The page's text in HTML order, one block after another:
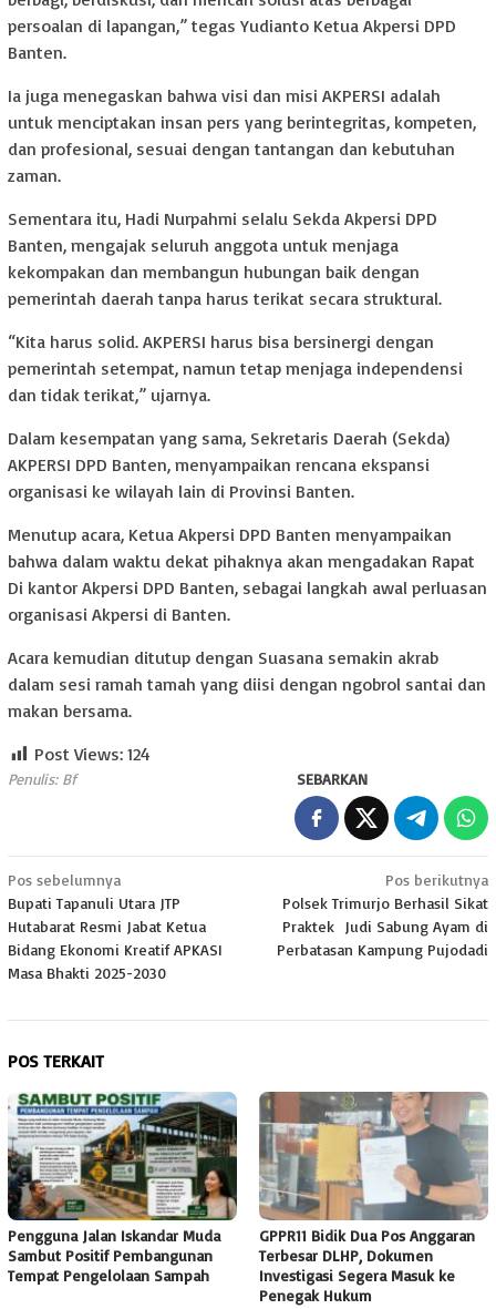
persoalan di lapangan,” tegas Yudianto Ketua Akpersi DPD
Banten.
Ia juga menegaskan bahwa visi dan misi AKPERSI adalah
untuk menciptakan insan pers yang berintegritas, kompeten,
dan profesional, sesuai dengan tantangan dan kebutuhan
zaman.
Sementara itu, Hadi Nurpahmi selalu Sekda Akpersi DPD
Banten, mengajak seluruh anggota untuk menjaga
kekompakan dan membangun hubungan baik dengan
pemerintah daerah tanpa harus terikat secara struktural.
“Kita harus solid. AKPERSI harus bisa bersinergi dengan
pemerintah setempat, namun tetap menjaga independensi
dan tidak terikat,” ujarnya.
Dalam kesempatan yang sama, Sekretaris Daerah (Sekda)
AKPERSI DPD Banten, menyampaikan rencana ekspansi
organisasi ke wilayah lain di Provinsi Banten.
Menutup acara, Ketua Akpersi DPD Banten menyampaikan
bahwa dalam waktu dekat pihaknya akan mengadakan Rapat
Di kantor Akpersi DPD Banten, sebagai langkah awal perluasan
organisasi Akpersi di Banten.
Acara kemudian ditutup dengan Suasana semakin akrab
dalam sesi ramah tamah yang diisi dengan ngobrol santai dan
makan bersama.
Post Views: 124
Penulis: Bf SEBARKAN
Navigasi
pos
Pos sebelumnya
Bupati Tapanuli Utara JTP
Hutabarat Resmi Jabat Ketua
Bidang Ekonomi Kreatif APKASI
Masa Bhakti 2025-2030
Pos berikutnya
Polsek Trimurjo Berhasil Sikat
Praktek Judi Sabung Ayam di
Perbatasan Kampung Pujodadi
POS TERKAIT
Pengguna Jalan Iskandar Muda
Sambut Positif Pembangunan
Tempat Pengelolaan Sampah
GPPR11 Bidik Dua Pos Anggaran
Terbesar DLHP, Dokumen
Investigasi Segera Masuk ke
Penegak Hukum